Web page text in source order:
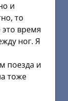
и
то
время
ног. Я
поезда и
тоже